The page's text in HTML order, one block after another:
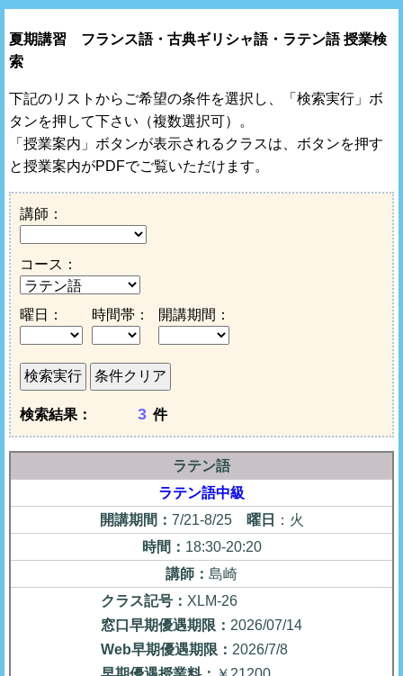
夏期講習 フランス語・古典ギリシャ語・ラテン語 授業検
索
下記のリストからご希望の条件を選択し、「検索実行」ボ
タンを押して下さい（複数選択可）。
「授業案内」ボタンが表示されるクラスは、ボタンを押す
と授業案内がPDFでご覧いただけます。
講師：
コース：
曜日： 時間帯： 開講期間：
検索結果： 件
ラテン語
ラテン語中級
開講期間： 7/21-8/25 曜日
：火
時間： 18:30-20:20
講師： 島崎
クラス記号： XLM-26
窓口早期優遇期限： 2026/07/14
Web早期優遇期限： 2026/7/8